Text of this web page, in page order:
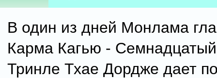
В один из дней Монлама
Карма Кагью -
Тринле Тхае Дордже дает